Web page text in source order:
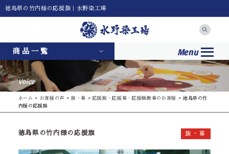
徳島県の竹内様の応援旗｜水野染工場
商品一覧 Menu
Voice
ホーム » お客様の声 » 旗・幕 » 応援旗・応援幕・応援横断幕のお客様 » 徳島県の竹
内様の応援旗
徳島県の竹内様の応援旗 旗・幕